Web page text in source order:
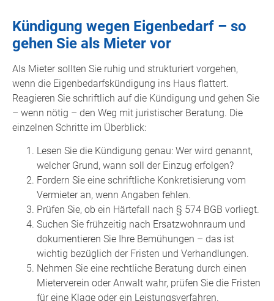
Kündigung wegen Eigenbedarf – so
gehen Sie als Mieter vor
Als Mieter sollten Sie ruhig und strukturiert vorgehen,
wenn die Eigenbedarfskündigung ins Haus flattert.
Reagieren Sie schriftlich auf die Kündigung und gehen Sie
– wenn nötig – den Weg mit juristischer Beratung. Die
einzelnen Schritte im Überblick:
Lesen Sie die Kündigung genau: Wer wird genannt,
welcher Grund, wann soll der Einzug erfolgen?
Fordern Sie eine schriftliche Konkretisierung vom
Vermieter an, wenn Angaben fehlen.
Prüfen Sie, ob ein Härtefall nach § 574 BGB vorliegt.
Suchen Sie frühzeitig nach Ersatzwohnraum und
dokumentieren Sie Ihre Bemühungen – das ist
wichtig bezüglich der Fristen und Verhandlungen.
Nehmen Sie eine rechtliche Beratung durch einen
Mieterverein oder Anwalt wahr, prüfen Sie die Fristen
für eine Klage oder ein Leistungsverfahren.